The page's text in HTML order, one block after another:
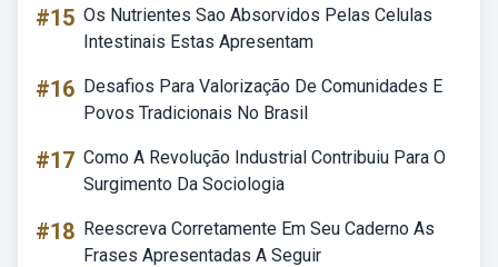
#15 Os Nutrientes Sao Absorvidos Pelas Celulas
Intestinais Estas Apresentam
#16 Desafios Para Valorização De Comunidades E
Povos Tradicionais No Brasil
#17 Como A Revolução Industrial Contribuiu Para O
Surgimento Da Sociologia
#18 Reescreva Corretamente Em Seu Caderno As
Frases Apresentadas A Seguir